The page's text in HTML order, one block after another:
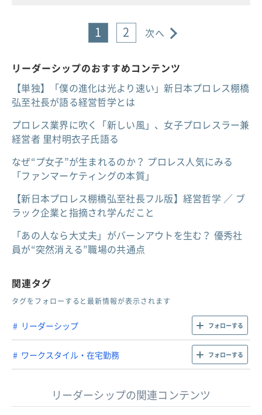
1 2 次へ
リーダーシップのおすすめコンテンツ
【単独】「僕の進化は光より速い」新日本プロレス棚橋
弘至社長が語る経営哲学とは
プロレス業界に吹く「新しい風」、女子プロレスラー兼
経営者 里村明衣子氏語る
なぜ“プ女子”が生まれるのか？ プロレス人気にみる
「ファンマーケティングの本質」
【新日本プロレス棚橋弘至社長フル版】経営哲学 ／ ブ
ラック企業と指摘され学んだこと
「あの人なら大丈夫」がバーンアウトを生む？ 優秀社
員が“突然消える”職場の共通点
関連タグ
タグをフォローすると最新情報が表示されます
リーダーシップ フォローする
ワークスタイル・在宅勤務 フォローする
リーダーシップの関連コンテンツ